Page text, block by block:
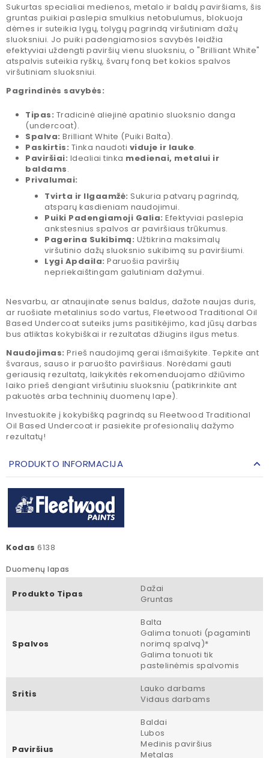
Sukurtas specialiai medienos, metalo ir baldų paviršiams, šis
gruntas puikiai paslepia smulkius netobulumus, blokuoja
dėmes ir suteikia lygų, tolygų pagrindą viršutiniam dažų
sluoksniui. Jo puiki padengiamosios savybės leidžia
efektyviai uždengti paviršių vienu sluoksniu, o "Brilliant White"
atspalvis suteikia ryškų, švarų foną bet kokios spalvos
viršutiniam sluoksniui.
Pagrindinės savybės:
Tipas: Tradicinė aliejinė apatinio sluoksnio danga
(undercoat).
Spalva: Brilliant White (Puiki Balta).
Paskirtis: Tinka naudoti viduje ir lauke.
Paviršiai: Idealiai tinka medienai, metalui ir
baldams.
Privalumai:
Tvirta ir Ilgaamžė: Sukuria patvarų pagrindą,
atsparų kasdieniam naudojimui.
Puiki Padengiamoji Galia: Efektyviai paslepia
ankstesnius spalvos ar paviršiaus trūkumus.
Pagerina Sukibimą: Užtikrina maksimalų
viršutinio dažų sluoksnio sukibimą su paviršiumi.
Lygi Apdaila: Paruošia paviršių
nepriekaištingam galutiniam dažymui.
Nesvarbu, ar atnaujinate senus baldus, dažote naujas duris,
ar ruošiate metalinius sodo vartus, Fleetwood Traditional Oil
Based Undercoat suteiks jums pasitikėjimo, kad jūsų darbas
bus atliktas kokybiškai ir rezultatas džiugins ilgus metus.
Naudojimas: Prieš naudojimą gerai išmaišykite. Tepkite ant
švaraus, sauso ir paruošto paviršiaus. Norėdami gauti
geriausią rezultatą, laikykitės rekomenduojamo džiūvimo
laiko prieš dengiant viršutiniu sluoksniu (patikrinkite ant
pakuotės arba techninių duomenų lape).
Investuokite į kokybišką pagrindą su Fleetwood Traditional
Oil Based Undercoat ir pasiekite profesionalių dažymo
rezultatų!
PRODUKTO INFORMACIJA
Kodas 6138
Duomenų lapas
Produkto Tipas
Dažai
Gruntas
Spalvos
Balta
Galima tonuoti (pagaminti
norimą spalvą)*
Galima tonuoti tik
pastelinėmis spalvomis
Sritis
Lauko darbams
Vidaus darbams
Paviršius
Baldai
Lubos
Medinis paviršius
Metalas